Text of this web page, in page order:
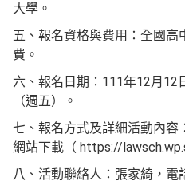
大學。
五、報名資格與費用：全國
費。
六、報名日期：111年12月12
（週五）。
七、報名方式及詳細活動內容
網站下載（ https://
八、活動聯絡人：張家綺，電